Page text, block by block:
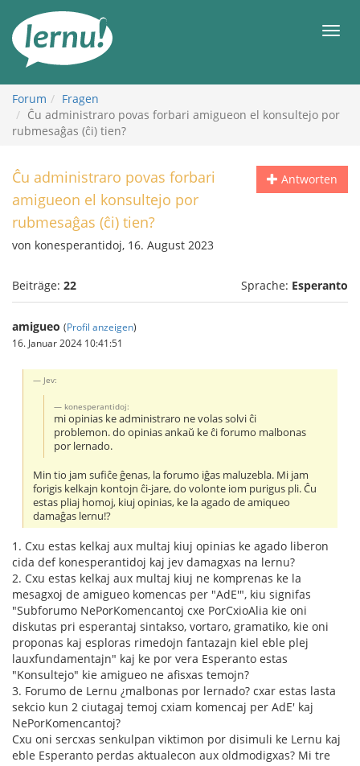
Inhalt
Forum
Fragen
Ĉu administraro povas forbari amigueon el konsultejo por
rubmesaĝas (ĉi) tien?
Antworten
Ĉu administraro povas forbari
amigueon el konsultejo por
rubmesaĝas (ĉi) tien?
von konesperantidoj, 16. August 2023
Beiträge: 22 Sprache: Esperanto
amigueo (Profil anzeigen)
16. Januar 2024 10:41:51
Jev:
konesperantidoj:
mi opinias ke administraro ne volas solvi ĉi
problemon. do opinias ankaŭ ke ĉi forumo malbonas
por lernado.
Min tio jam sufiĉe ĝenas, la forumo iĝas maluzebla. Mi jam
forigis kelkajn kontojn ĉi-jare, do volonte iom purigus pli. Ĉu
estas pliaj homoj, kiuj opinias, ke la agado de amiqueo
damaĝas lernu!?
1. Cxu estas kelkaj aux multaj kiuj opinias ke agado liberon
cida def konesperantidoj kaj jev damagxas na lernu?
2. Cxu estas kelkaj aux multaj kiuj ne komprenas ke la
mesagxoj de amigueo komencas per "AdE'", kiu signifas
"Subforumo NePorKomencantoj cxe PorCxioAlia kie oni
diskutas pri esperantaj sintakso, vortaro, gramatiko, kie oni
proponas kaj esploras rimedojn fantazajn kiel eble plej
lauxfundamentajn" kaj ke por vera Esperanto estas
"Konsultejo" kie amigueo ne afisxas temojn?
3. Forumo de Lernu ¿malbonas por lernado? cxar estas lasta
sekcio kun 2 ciutagaj temoj cxiam komencaj per AdE' kaj
NePorKomencantoj?
Cxu oni sercxas senkulpan viktimon por disimuli ke Lernu kaj
eble Esperanto perdas aktualecon aux oldmodigxas? Mi tre